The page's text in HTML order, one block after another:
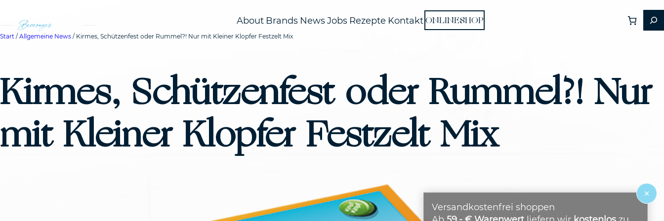
Versandkostenfrei shoppen
×
About Brands News Jobs Rezepte Kontakt ONLINESHOP
Start / Allgemeine News / Kirmes, Schützenfest oder Rummel?! Nur mit Kleiner Klopfer Festzelt Mix
Kirmes, Schützenfest oder Rummel?! Nur
mit Kleiner Klopfer Festzelt Mix